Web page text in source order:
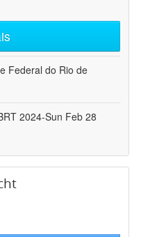
Federal do Rio de
2024-Sun Feb 28